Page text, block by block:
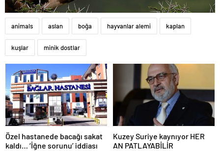
animals aslan boğa hayvanlar alemi kaplan
kuşlar minik dostlar
Özel hastanede bacağı sakat
kaldı… ‘İğne sorunu’ iddiası
Kuzey Suriye kaynıyor HER
AN PATLAYABİLİR